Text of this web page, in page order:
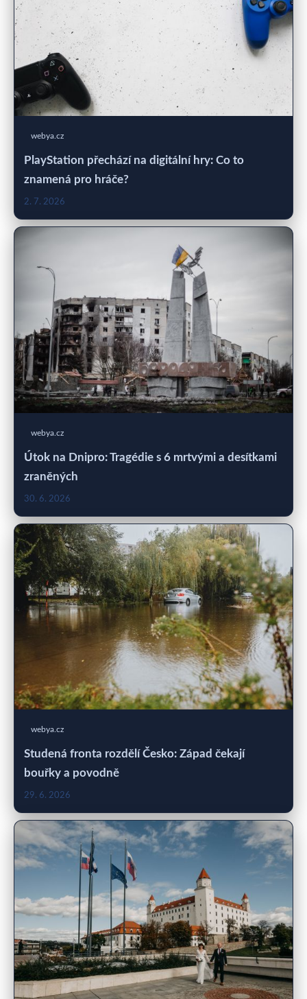
webya.cz
PlayStation přechází na digitální hry: Co to
znamená pro hráče?
2. 7. 2026
webya.cz
Útok na Dnipro: Tragédie s 6 mrtvými a desítkami
zraněných
30. 6. 2026
webya.cz
Studená fronta rozdělí Česko: Západ čekají
bouřky a povodně
29. 6. 2026